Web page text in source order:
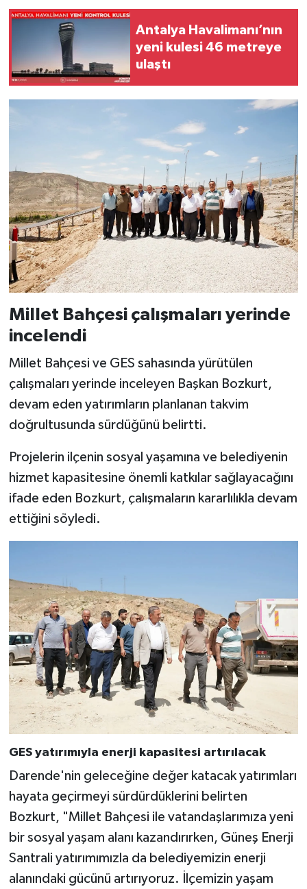
Antalya Havalimanı’nın
yeni kulesi 46 metreye
ulaştı
Millet Bahçesi çalışmaları yerinde
incelendi
Millet Bahçesi ve GES sahasında yürütülen
çalışmaları yerinde inceleyen Başkan Bozkurt,
devam eden yatırımların planlanan takvim
doğrultusunda sürdüğünü belirtti.
Projelerin ilçenin sosyal yaşamına ve belediyenin
hizmet kapasitesine önemli katkılar sağlayacağını
ifade eden Bozkurt, çalışmaların kararlılıkla devam
ettiğini söyledi.
GES yatırımıyla enerji kapasitesi artırılacak
Darende'nin geleceğine değer katacak yatırımları
hayata geçirmeyi sürdürdüklerini belirten
Bozkurt, "Millet Bahçesi ile vatandaşlarımıza yeni
bir sosyal yaşam alanı kazandırırken, Güneş Enerji
Santrali yatırımımızla da belediyemizin enerji
alanındaki gücünü artırıyoruz. İlçemizin yaşam